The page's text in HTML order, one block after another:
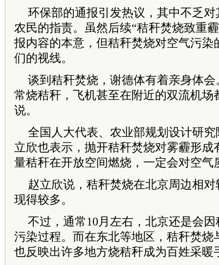
环保部的通报引发热议，其中不乏
农民的指责。虽然后续“秸秆焚烧致重
报内容的本意，但秸秆焚烧对空气污染
们的视线。
谈到秸秆焚烧，谢德体有着亲身体
常烧秸秆，飞机甚至在附近的双流机场
说。
全国人大代表、农业部规划设计研
立欣也表示，抛开秸秆焚烧对雾霾形成
量秸秆在开放空间燃烧，一定会对空气
赵立欣说，秸秆焚烧在北京周边相
现得较多。
不过，通常10月左右，北京还是会
污染过程。而在东北等地区，秸秆焚烧
也反映出许多地方烧秸秆成为百姓采暖